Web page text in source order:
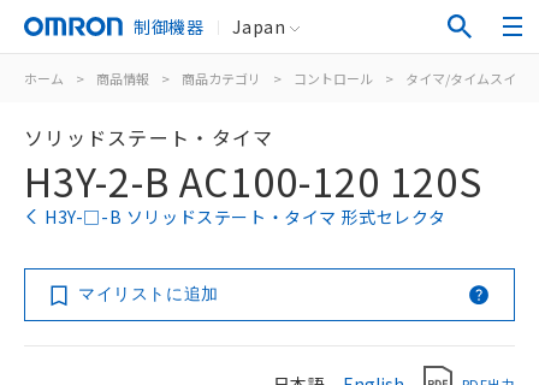
制御機器 Japan
ホーム > 商品情報 > 商品カテゴリ > コントロール > タイマ/タイムスイッ
ソリッドステート・タイマ
H3Y-2-B AC100-120 120S
H3Y-□-B ソリッドステート・タイマ 形式セレクタ
マイリストに追加